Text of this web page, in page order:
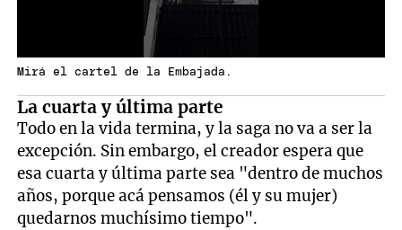
Mirá el cartel de la Embajada.
La cuarta y última parte
Todo en la vida termina, y la saga no va a ser la
excepción. Sin embargo, el creador espera que
esa cuarta y última parte sea "dentro de muchos
años, porque acá pensamos (él y su mujer)
quedarnos muchísimo tiempo".